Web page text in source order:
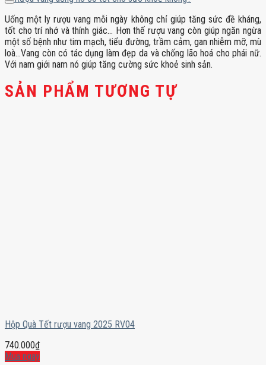
Uống một ly rượu vang mỗi ngày không chỉ giúp tăng sức đề kháng,
tốt cho trí nhớ và thính giác… Hơn thế rượu vang còn giúp ngăn ngừa
một số bệnh như tim mạch, tiểu đường, trầm cảm, gan nhiễm mỡ, mù
loà…Vang còn có tác dụng làm đẹp da và chống lão hoá cho phái nữ.
Với nam giới nam nó giúp tăng cường sức khoẻ sinh sản.
SẢN PHẨM TƯƠNG TỰ
Hộp Quà Tết rượu vang 2025 RV04
740.000₫
Mua ngay